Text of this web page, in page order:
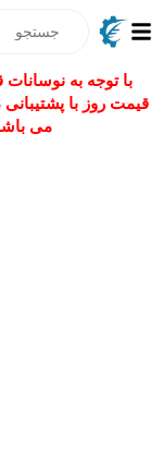
با توجه به
قیمت روز با
می باشد)